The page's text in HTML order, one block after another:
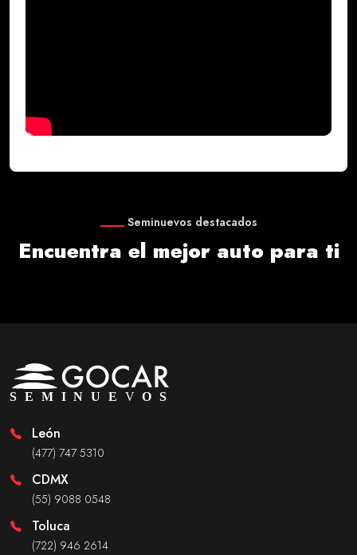
Seminuevos destacados
Encuentra el mejor auto para ti
León
(477) 747 5310
CDMX
(55) 9088 0548
Toluca
(722) 946 2614